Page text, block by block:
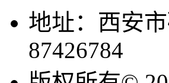
地址：西安
87426784